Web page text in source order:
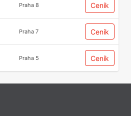
Praha 8 Ceník
Praha 7 Ceník
Praha 5 Ceník